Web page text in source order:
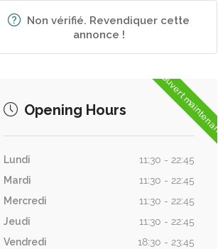
Non vérifié. Revendiquer cette
annonce !
Ouvert maintenant
Opening Hours
Lundi
11:30 - 22:45
Mardi
11:30 - 22:45
Mercredi
11:30 - 22:45
Jeudi
11:30 - 22:45
Vendredi
18:30 - 23:45